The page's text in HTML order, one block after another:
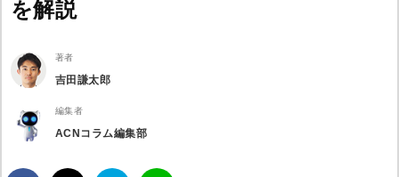
を解説
著者
吉田謙太郎
編集者
ACNコラム編集部